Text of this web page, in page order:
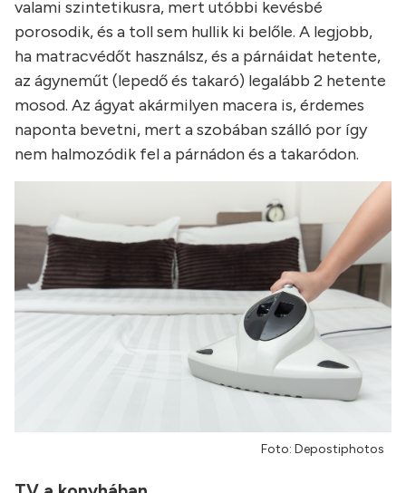
valami szintetikusra, mert utóbbi kevésbé
porosodik, és a toll sem hullik ki belőle. A legjobb,
ha matracvédőt használsz, és a párnáidat hetente,
az ágyneműt (lepedő és takaró) legalább 2 hetente
mosod. Az ágyat akármilyen macera is, érdemes
naponta bevetni, mert a szobában szálló por így
nem halmozódik fel a párnádon és a takaródon.
Foto: Depostiphotos